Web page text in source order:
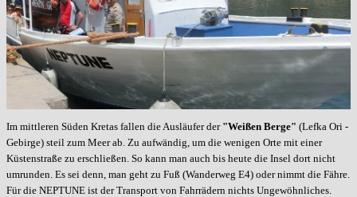
Im mittleren Süden Kretas fallen die Ausläufer der "Weißen Berge" (Lefka Ori -
Gebirge) steil zum Meer ab. Zu aufwändig, um die wenigen Orte mit einer
Küstenstraße zu erschließen. So kann man auch bis heute die Insel dort nicht
umrunden. Es sei denn, man geht zu Fuß (Wanderweg E4) oder nimmt die Fähre.
Für die NEPTUNE ist der Transport von Fahrrädern nichts Ungewöhnliches.